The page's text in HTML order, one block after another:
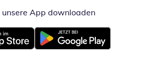
unsere App downloadenÖffnet in
Fenster
Öffnet in neuem Fenster